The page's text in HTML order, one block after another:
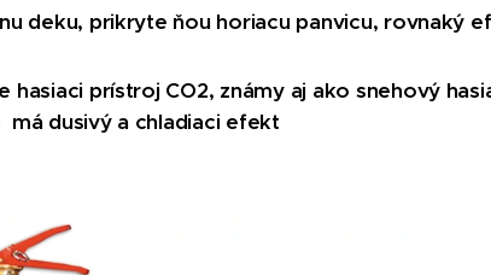
deku, prikryte ňou horiacu panvicu, rovnaký
hasiaci prístroj CO2, známy aj ako snehový
dusivý a chladiaci efekt